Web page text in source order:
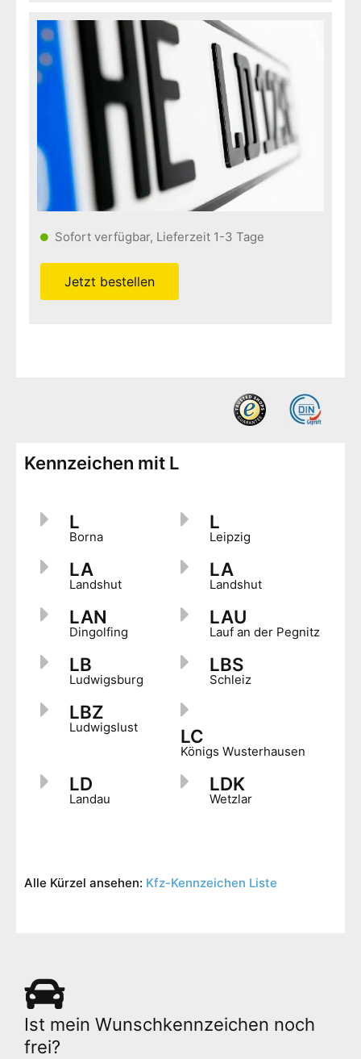
Sofort verfügbar, Lieferzeit 1-3 Tage
Jetzt bestellen
Kennzeichen mit L
L
Borna
L
Leipzig
LA
Landshut
LA
Landshut
LAN
Dingolfing
LAU
Lauf an der Pegnitz
LB
Ludwigsburg
LBS
Schleiz
LBZ
Ludwigslust LC
Königs Wusterhausen
LD
Landau
LDK
Wetzlar
Alle Kürzel ansehen: Kfz-Kennzeichen Liste
Ist mein Wunschkennzeichen noch
frei?